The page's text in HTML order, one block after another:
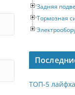
Задняя
Тормозная
ТОП-5